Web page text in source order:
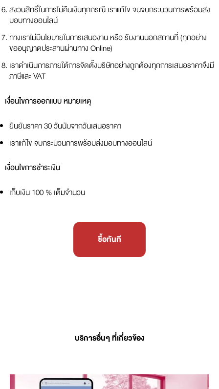
สงวนสิทธิ์ในการไม่คืนเงินทุกกรณี เราแก้ไข จนจบกระบวนการพร้อมส่ง
มอบทางออนไลน์
ทางเราไม่มีนโยบายในการเสนองาน หรือ รับงานนอกสถานที่ (ทุกอย่าง
ขออนุญาตประสานผ่านทาง Online)
เราดำเนินการภายใต้การจัดตั้งบริษัทอย่างถูกต้องทุกการเสนอราคาจึงมี
ภาษีและ VAT
เงื่อนไขการออกแบบ หมายเหตุ
ยืนยันราคา 30 วันนับจากวันเสนอราคา
เราแก้ไข จบกระบวนการพร้อมส่งมอบทางออนไลน์
เงื่อนไขการชำระเงิน
เก็บเงิน 100 % เต็มจำนวน
ซื้อทันที
บริการอื่นๆ ที่เกี่ยวข้อง